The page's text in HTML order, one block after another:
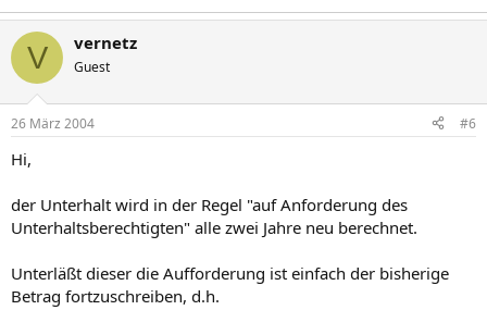
V vernetz
Guest
26 März 2004 #6
Hi,
der Unterhalt wird in der Regel "auf Anforderung des
Unterhaltsberechtigten" alle zwei Jahre neu berechnet.
Unterläßt dieser die Aufforderung ist einfach der bisherige
Betrag fortzuschreiben, d.h.